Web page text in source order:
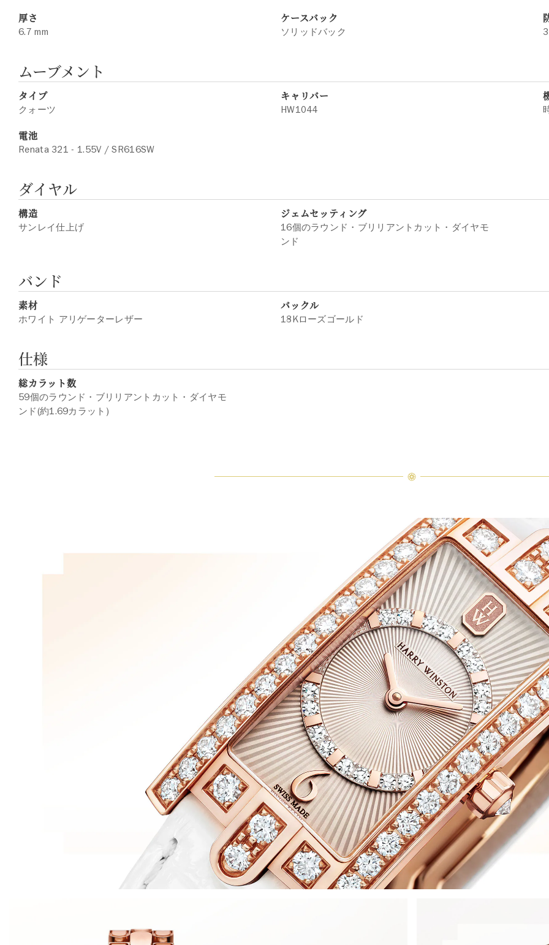
厚さ
6.7 mm
ケースバック
ソリッドバック 3
ムーブメント
タイプ
クォーツ
キャリバー
HW1044
電池
Renata 321 - 1.55V / SR616SW
ダイヤル
構造
サンレイ仕上げ
ジェムセッティング
16個のラウンド・ブリリアントカット・ダイヤモ
ンド
バンド
素材
ホワイト アリゲーターレザー
バックル
18Kローズゴールド
仕様
総カラット数
59個のラウンド・ブリリアントカット・ダイヤモ
ンド(約1.69カラット)